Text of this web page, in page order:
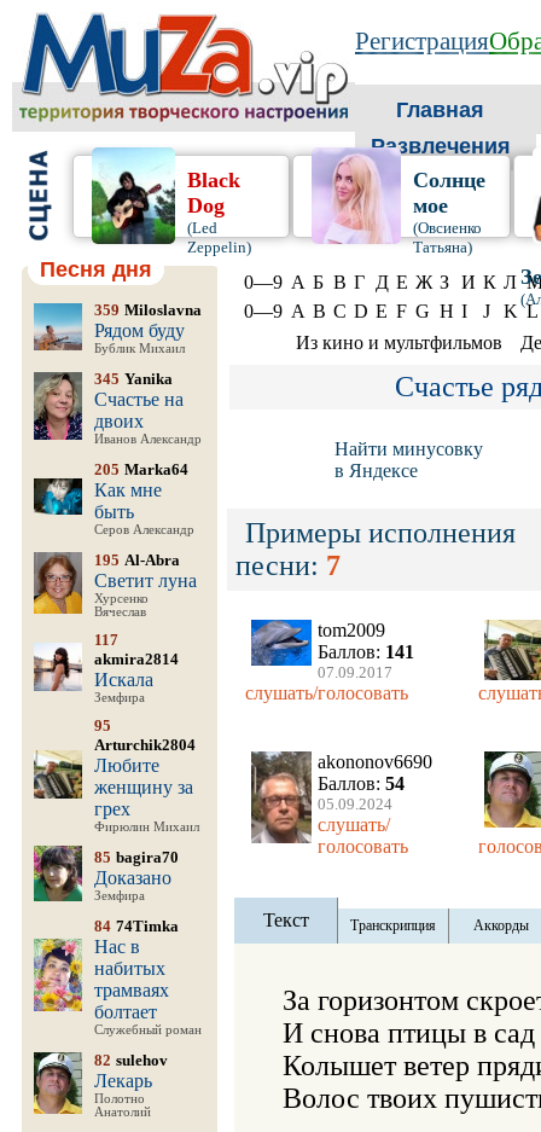
Регистрация
Главная
Развлечения
Black
Dog
(Led
Zeppelin)
Солнце
мое
(Овсиенко
Татьяна)
Песня дня
359 Miloslavna
Рядом буду
Бублик Михаил
345 Yanika
Счастье на
двоих
Иванов Александр
205 Marka64
Как мне
быть
Серов Александр
195 Al-Abra
Светит луна
Хурсенко
Вячеслав
117
akmira2814
Искала
Земфира
95
Arturchik2804
Любите
женщину за
грех
Фирюлин Михаил
85 bagira70
Доказано
Земфира
84 74Timka
Нас в
набитых
трамваях
болтает
Служебный роман
82 sulehov
Лекарь
Полотно
Анатолий
0—9 А Б В Г Д Е Ж З И К Л
0—9 A B C D E F G H I J K L
Из кино и мультфильмов
Счастье
Найти минусовку
в Яндексе
Примеры исполнения
песни: 7
tom2009
Баллов: 141
07.09.2017
слушать/голосовать
akononov6690
Баллов: 54
05.09.2024
слушать/
голосовать
Текст Транскрипция Аккорды
За горизонтом
И снова птицы в сад
Колышет ветер
Волос твоих